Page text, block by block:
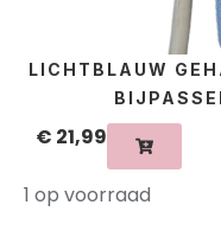
LICHTBLAUW
€ 21,99
1 op voorraad